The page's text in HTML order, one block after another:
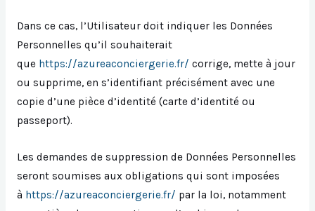
Dans ce cas, l’Utilisateur doit indiquer les Données
Personnelles qu’il souhaiterait
que https://azureaconciergerie.fr/ corrige, mette à jour
ou supprime, en s’identifiant précisément avec une
copie d’une pièce d’identité (carte d’identité ou
passeport).
Les demandes de suppression de Données Personnelles
seront soumises aux obligations qui sont imposées
à https://azureaconciergerie.fr/ par la loi, notamment